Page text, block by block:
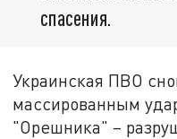
спасения.
Украинская ПВО
массированным
"Орешника" –